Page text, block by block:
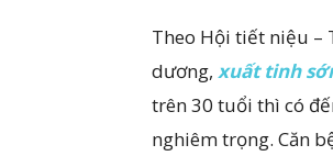
Theo Hội tiết niệu –
dương, xuất tinh
trên 30 tuổi thì có
nghiêm trọng. Căn